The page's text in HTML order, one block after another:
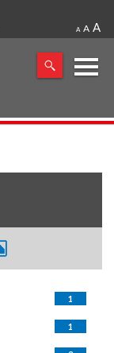
A A A
X
1
1